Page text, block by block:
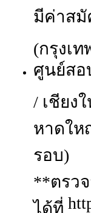
มีค่าสมั
(กรุงเท
ศูนย์สอ
/ เชียง
หาดให
รอบ)
**ตรว
ได้ที่